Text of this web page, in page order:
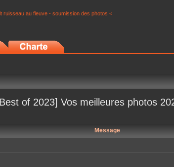
ruisseau au fleuve - soumission des photos <
of 2023] Vos meilleures photos
Message